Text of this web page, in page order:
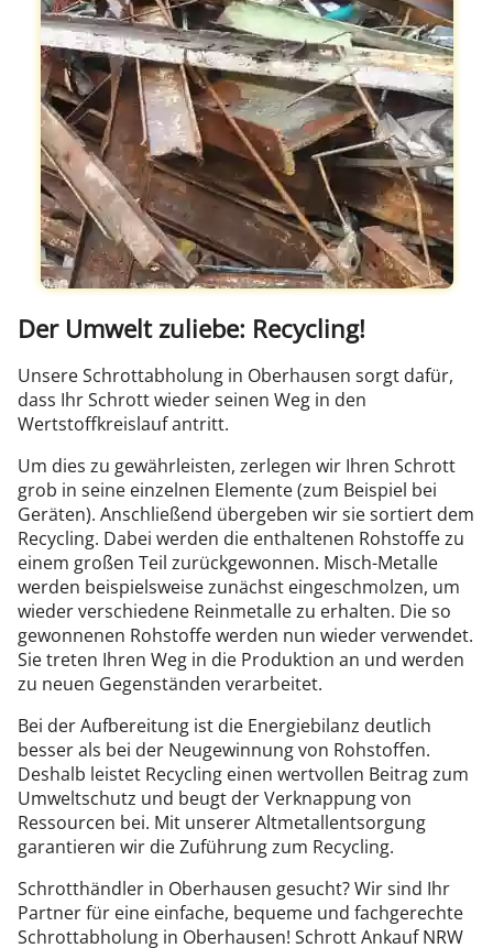
Der Umwelt zuliebe: Recycling!
Unsere Schrottabholung in Oberhausen sorgt dafür,
dass Ihr Schrott wieder seinen Weg in den
Wertstoffkreislauf antritt.
Um dies zu gewährleisten, zerlegen wir Ihren Schrott
grob in seine einzelnen Elemente (zum Beispiel bei
Geräten). Anschließend übergeben wir sie sortiert dem
Recycling. Dabei werden die enthaltenen Rohstoffe zu
einem großen Teil zurückgewonnen. Misch-Metalle
werden beispielsweise zunächst eingeschmolzen, um
wieder verschiedene Reinmetalle zu erhalten. Die so
gewonnenen Rohstoffe werden nun wieder verwendet.
Sie treten Ihren Weg in die Produktion an und werden
zu neuen Gegenständen verarbeitet.
Bei der Aufbereitung ist die Energiebilanz deutlich
besser als bei der Neugewinnung von Rohstoffen.
Deshalb leistet Recycling einen wertvollen Beitrag zum
Umweltschutz und beugt der Verknappung von
Ressourcen bei. Mit unserer Altmetallentsorgung
garantieren wir die Zuführung zum Recycling.
Schrotthändler in Oberhausen gesucht? Wir sind Ihr
Partner für eine einfache, bequeme und fachgerechte
Schrottabholung in Oberhausen! Schrott Ankauf NRW